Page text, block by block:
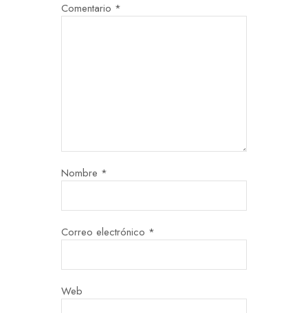
Comentario *
Nombre *
Correo electrónico *
Web